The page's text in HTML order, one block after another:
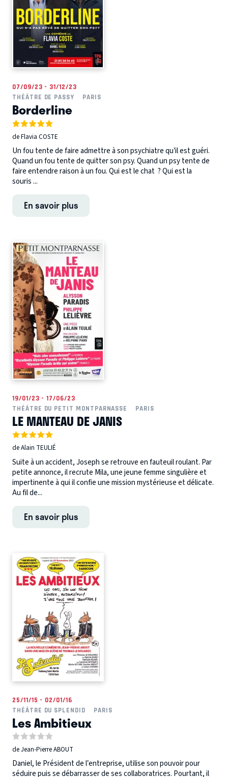
07/09/23 - 31/12/23
THÉÂTRE DE PASSY
PARIS
Borderline
de Flavia COSTE
Un fou tente de faire admettre à son psychiatre qu’il est guéri.
Quand un fou tente de quitter son psy. Quand un psy tente de
faire entendre raison à un fou. Qui est le chat ? Qui est la
souris ...
En savoir plus
19/01/23 - 17/06/23
THÉÂTRE DU PETIT MONTPARNASSE
PARIS
LE MANTEAU DE JANIS
de Alain TEULIÉ
Suite à un accident, Joseph se retrouve en fauteuil roulant. Par
petite annonce, il recrute Mila, une jeune femme singulière et
impertinente à qui il confie une mission mystérieuse et délicate.
Au fil de...
En savoir plus
25/11/15 - 02/01/16
THÉÂTRE DU SPLENDID
PARIS
Les Ambitieux
de Jean-Pierre ABOUT
Daniel, le Président de l’entreprise, utilise son pouvoir pour
séduire puis se débarrasser de ses collaboratrices. Pourtant, il